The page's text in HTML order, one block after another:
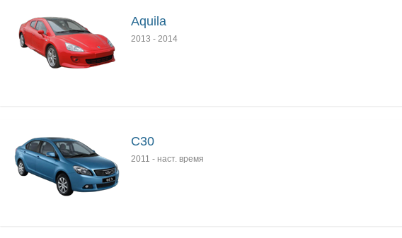
Aquila
2013 - 2014
C30
2011 - наст. время